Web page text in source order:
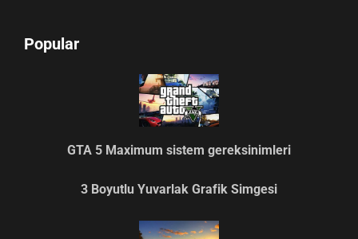
Popular
GTA 5 Maximum sistem gereksinimleri
3 Boyutlu Yuvarlak Grafik Simgesi